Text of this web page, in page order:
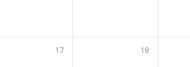
17 18